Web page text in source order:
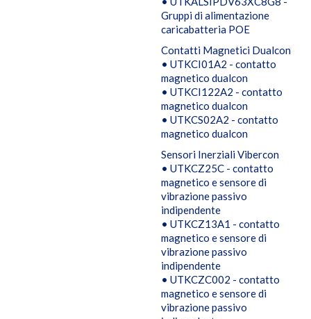
Gruppi di alimentazione
caricabatteria POE
Contatti Magnetici Dualcon
• UTKCI01A2 - contatto
magnetico dualcon
• UTKCI122A2 - contatto
magnetico dualcon
• UTKCS02A2 - contatto
magnetico dualcon
Sensori Inerziali Vibercon
• UTKCZ25C - contatto
magnetico e sensore di
vibrazione passivo
indipendente
• UTKCZ13A1 - contatto
magnetico e sensore di
vibrazione passivo
indipendente
• UTKCZC002 - contatto
magnetico e sensore di
vibrazione passivo